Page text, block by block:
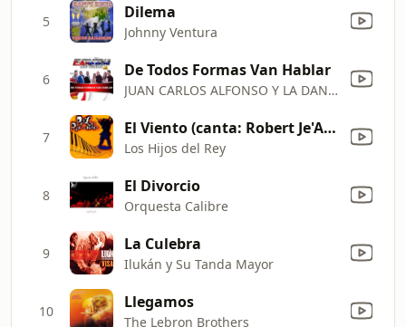
5 Dilema
Johnny Ventura
6 De Todos Formas Van Hablar
JUAN CARLOS ALFONSO Y LA DAN DEN DE CUBA
7 El Viento (canta: Robert Je'Andor)
Los Hijos del Rey
8 El Divorcio
Orquesta Calibre
9 La Culebra
Ilukán y Su Tanda Mayor
10 Llegamos
The Lebron Brothers